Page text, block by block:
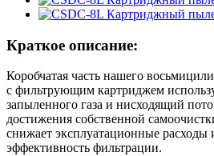
Краткое описание:
Коробчатая часть нашего
с фильтрующим картриджем
запыленного газа и нисходящий
достижения собственной
снижает эксплуатационные
эффективность фильтрации.